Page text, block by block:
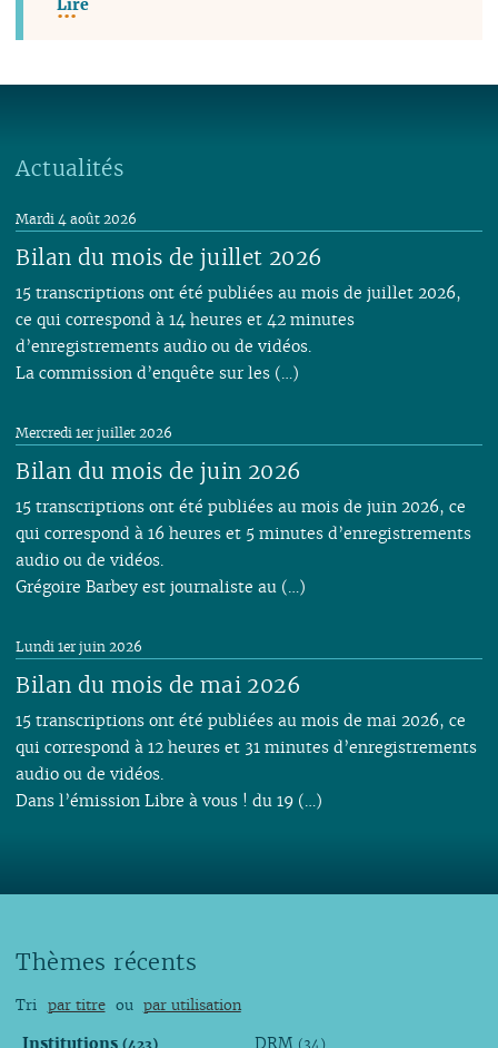
Actualités
Bilan du mois de juillet 2026
Mardi 4 août 2026
15 transcriptions ont été publiées au mois de juillet 2026,
ce qui correspond à 14 heures et 42 minutes
d’enregistrements audio ou de vidéos.
La commission d’enquête sur les (…)
Bilan du mois de juin 2026
Mercredi 1er juillet 2026
15 transcriptions ont été publiées au mois de juin 2026, ce
qui correspond à 16 heures et 5 minutes d’enregistrements
audio ou de vidéos.
Grégoire Barbey est journaliste au (…)
Bilan du mois de mai 2026
Lundi 1er juin 2026
15 transcriptions ont été publiées au mois de mai 2026, ce
qui correspond à 12 heures et 31 minutes d’enregistrements
audio ou de vidéos.
Dans l’émission Libre à vous ! du 19 (…)
Thèmes récents
Tri par titre ou par utilisation
Institutions (423) DRM (34)